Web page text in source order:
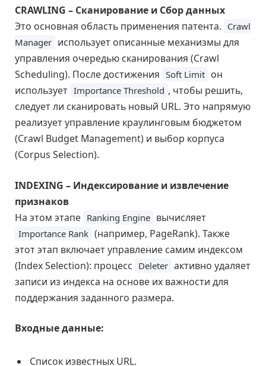
CRAWLING – Сканирование и Сбор данных
Это основная область применения патента. Crawl
Manager использует описанные механизмы для
управления очередью сканирования (Crawl
Scheduling). После достижения Soft Limit он
использует Importance Threshold , чтобы решить,
следует ли сканировать новый URL. Это напрямую
реализует управление краулинговым бюджетом
(Crawl Budget Management) и выбор корпуса
(Corpus Selection).
INDEXING – Индексирование и извлечение
признаков
На этом этапе Ranking Engine вычисляет
Importance Rank (например, PageRank). Также
этот этап включает управление самим индексом
(Index Selection): процесс Deleter активно удаляет
записи из индекса на основе их важности для
поддержания заданного размера.
Входные данные:
Список известных URL.